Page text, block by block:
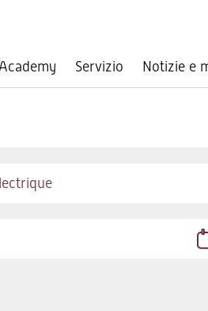
Academy Servizio Notizie e